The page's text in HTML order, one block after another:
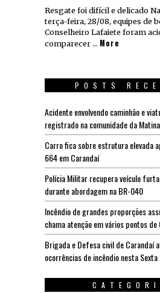
Resgate foi difícil e delicado
terça-feira, 28/08, equipes de
Conselheiro Lafaiete foram
comparecer … More
POSTS
Acidente envolvendo caminhão e
registrado na comunidade da
Carro fica sobre estrutura elevada
664 em Carandaí
Polícia Militar recupera veículo
durante abordagem na BR-040
Incêndio de grandes proporções
chama atenção em vários pontos de
Brigada e Defesa civil de Carandaí
ocorrências de incêndio nesta Sexta